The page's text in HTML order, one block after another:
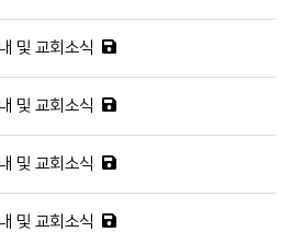
및 교회소식
및 교회소식
및 교회소식
및 교회소식